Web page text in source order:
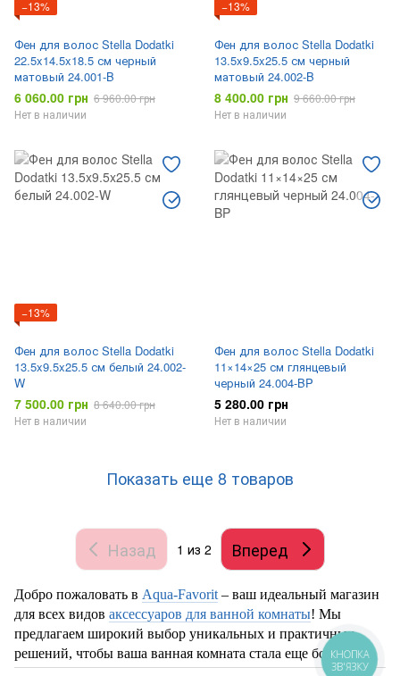
−13%
Фен для волос Stella Dodatki
22.5x14.5x18.5 см черный
матовый 24.001-B
6 060.00 грн 6 960.00 грн
Нет в наличии
−13%
Фен для волос Stella Dodatki
13.5x9.5x25.5 см черный
матовый 24.002-B
8 400.00 грн 9 660.00 грн
Нет в наличии
−13%
Фен для волос Stella Dodatki
13.5x9.5x25.5 см белый 24.002-
W
7 500.00 грн 8 640.00 грн
Нет в наличии
Фен для волос Stella Dodatki
11×14×25 см глянцевый
черный 24.004-BP
5 280.00 грн
Нет в наличии
Показать еще 8 товаров
Назад 1 из 2 Вперед
Добро пожаловать в Aqua-Favorit – ваш идеальный магазин
для всех видов аксессуаров для ванной комнаты! Мы
предлагаем широкий выбор уникальных и практичных
решений, чтобы ваша ванная комната стала еще более
комфортной и стильной.
КНОПКА
ЗВ'ЯЗКУ